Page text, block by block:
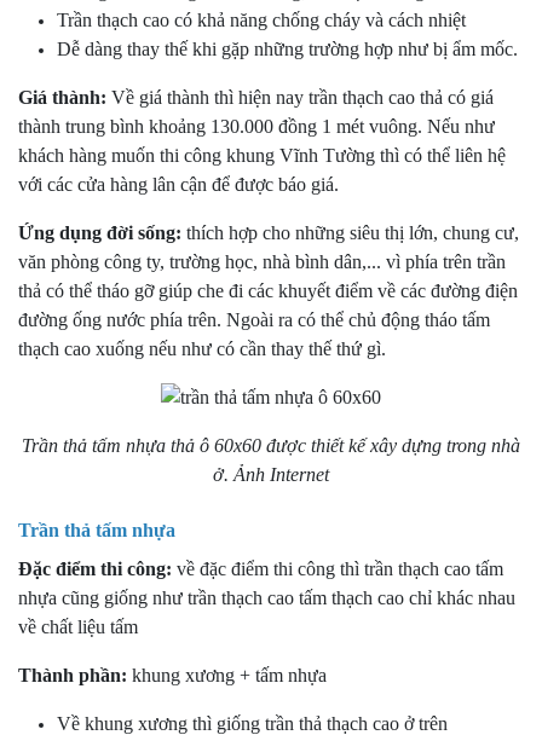
Trần thạch cao có khả năng chống cháy và cách nhiệt
Dễ dàng thay thế khi gặp những trường hợp như bị ẩm mốc.
Giá thành: Về giá thành thì hiện nay trần thạch cao thả có giá
thành trung bình khoảng 130.000 đồng 1 mét vuông. Nếu như
khách hàng muốn thi công khung Vĩnh Tường thì có thể liên hệ
với các cửa hàng lân cận để được báo giá.
Ứng dụng đời sống: thích hợp cho những siêu thị lớn, chung cư,
văn phòng công ty, trường học, nhà bình dân,... vì phía trên trần
thả có thể tháo gỡ giúp che đi các khuyết điểm về các đường điện
đường ống nước phía trên. Ngoài ra có thể chủ động tháo tấm
thạch cao xuống nếu như có cần thay thế thứ gì.
Trần thả tấm nhựa thả ô 60x60 được thiết kế xây dựng trong nhà
ở. Ảnh Internet
Trần thả tấm nhựa
Đặc điểm thi công: về đặc điểm thi công thì trần thạch cao tấm
nhựa cũng giống như trần thạch cao tấm thạch cao chỉ khác nhau
về chất liệu tấm
Thành phần: khung xương + tấm nhựa
Về khung xương thì giống trần thả thạch cao ở trên